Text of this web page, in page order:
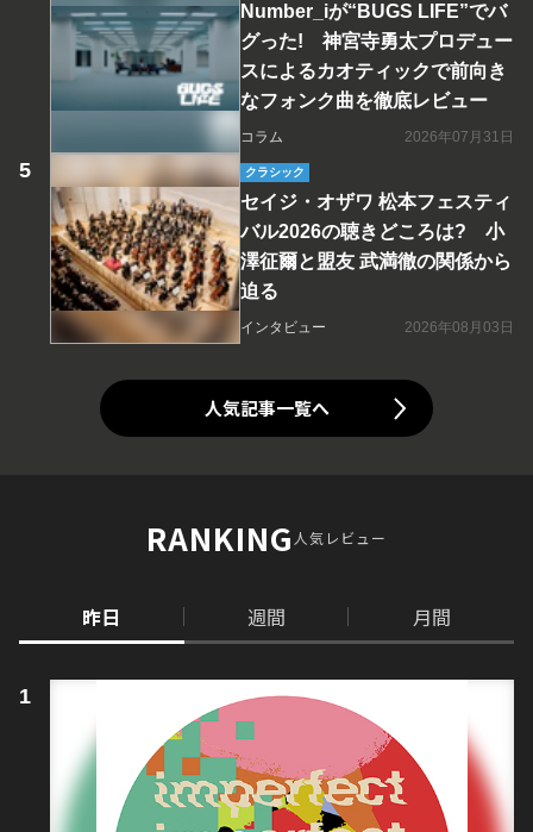
Number_iが“BUGS LIFE”でバ
グった! 神宮寺勇太プロデュー
スによるカオティックで前向き
なフォンク曲を徹底レビュー
コラム 2026年07月31日
クラシック
セイジ・オザワ 松本フェスティ
バル2026の聴きどころは? 小
澤征爾と盟友 武満徹の関係から
迫る
インタビュー 2026年08月03日
人気記事一覧へ
RANKING人気レビュー
昨日 週間 月間